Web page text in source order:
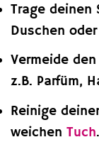
Trage deinen
Duschen
Vermeide
z.B. Parfüm,
Reinige
weichen Tuch.